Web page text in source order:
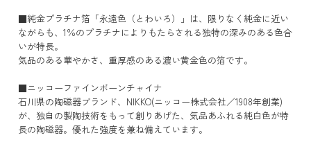
■純金プラチナ箔「永遠色（とわいろ）」は、限りなく純金に近い
ながらも、1％のプラチナによりもたらされる独特の深みのある色合
いが特長。
気品のある華やかさ、重厚感のある濃い黄金色の箔です。
■ニッコーファインボーンチャイナ
石川県の陶磁器ブランド、NIKKO(ニッコー株式会社／1908年創業)
が、独自の製陶技術をもって創りあげた、気品あふれる純白色が特
長の陶磁器。優れた強度を兼ね備えています。